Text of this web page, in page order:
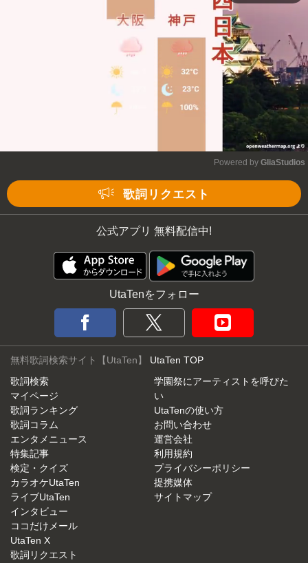
Powered by GliaStudios
歌詞リクエスト
公式アプリ 無料配信中!
UtaTenをフォロー
無料歌詞検索サイト【UtaTen】 UtaTen TOP
歌詞検索
マイページ
歌詞ランキング
歌詞コラム
エンタメニュース
特集記事
検定・クイズ
カラオケUtaTen
ライブUtaTen
インタビュー
ココだけメール
UtaTen X
歌詞リクエスト
学園祭にアーティストを呼びた
い
UtaTenの使い方
お問い合わせ
運営会社
利用規約
プライバシーポリシー
提携媒体
サイトマップ